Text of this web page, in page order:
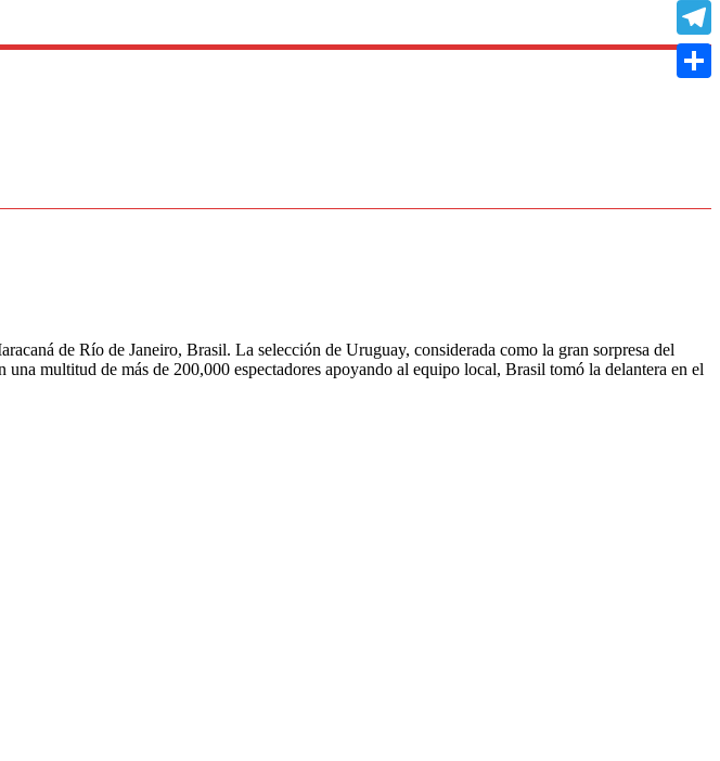
de Río de Janeiro, Brasil. La selección de Uruguay, considerada como la gran sorpresa del
multitud de más de 200,000 espectadores apoyando al equipo local, Brasil tomó la delantera en el
Copy
Link